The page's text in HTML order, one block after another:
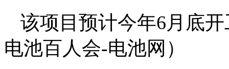
该项目预计今年6月底
电池百人会-电池网）